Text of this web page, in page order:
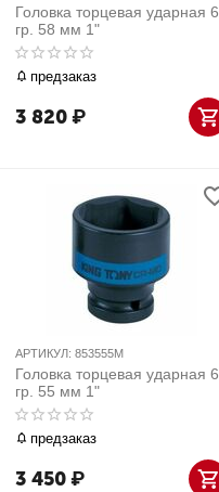
Головка торцевая ударная 6
гр. 58 мм 1"
предзаказ
3 820₽
АРТИКУЛ: 853555M
Головка торцевая ударная 6
гр. 55 мм 1"
предзаказ
3 450₽